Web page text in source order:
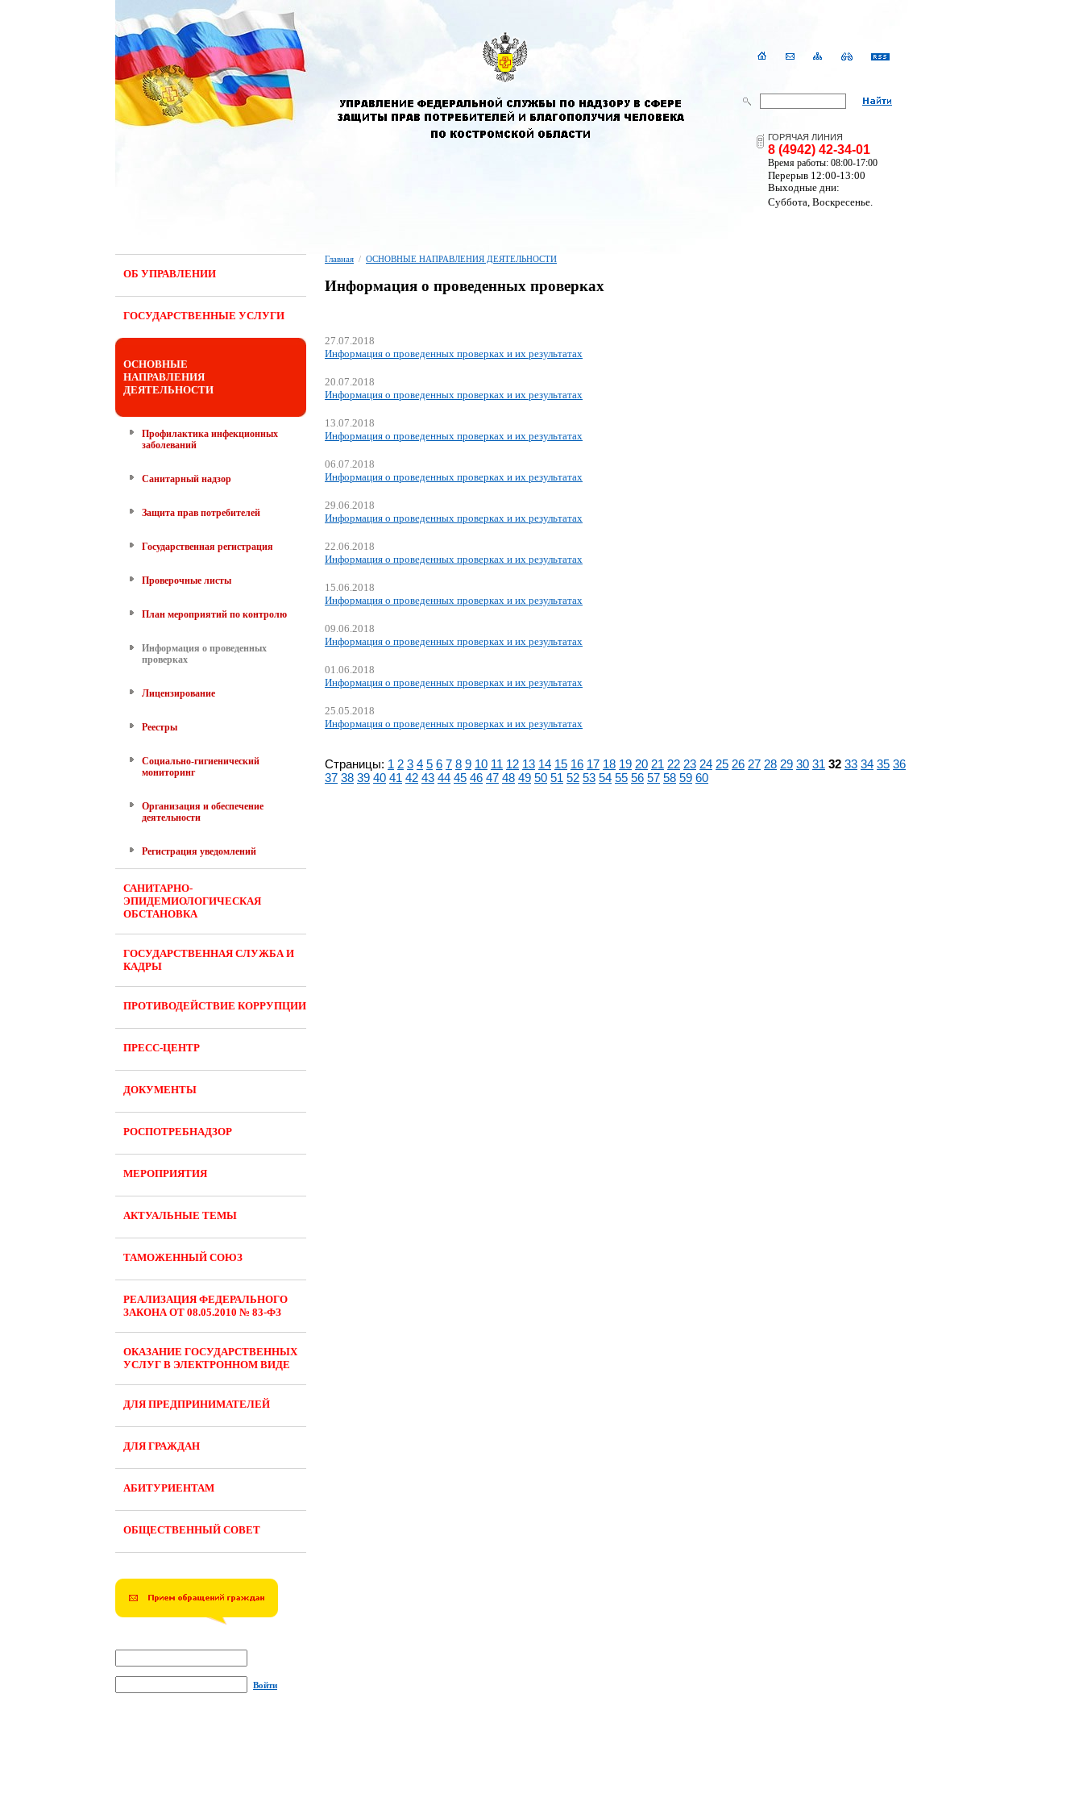
ГОРЯЧАЯ ЛИНИЯ
8 (4942) 42-34-01
Время работы: 08:00-17:00
Перерыв 12:00-13:00
Выходные дни:
Суббота, Воскресенье.
ОБ УПРАВЛЕНИИ
ГОСУДАРСТВЕННЫЕ УСЛУГИ
ОСНОВНЫЕ
НАПРАВЛЕНИЯ
ДЕЯТЕЛЬНОСТИ
Профилактика инфекционных
заболеваний
Санитарный надзор
Защита прав потребителей
Государственная регистрация
Проверочные листы
План мероприятий по контролю
Информация о проведенных
проверках
Лицензирование
Реестры
Социально-гигиенический
мониторинг
Организация и обеспечение
деятельности
Регистрация уведомлений
САНИТАРНО-
ЭПИДЕМИОЛОГИЧЕСКАЯ
ОБСТАНОВКА
ГОСУДАРСТВЕННАЯ СЛУЖБА И
КАДРЫ
ПРОТИВОДЕЙСТВИЕ КОРРУПЦИИ
ПРЕСС-ЦЕНТР
ДОКУМЕНТЫ
РОСПОТРЕБНАДЗОР
МЕРОПРИЯТИЯ
АКТУАЛЬНЫЕ ТЕМЫ
ТАМОЖЕННЫЙ СОЮЗ
РЕАЛИЗАЦИЯ ФЕДЕРАЛЬНОГО
ЗАКОНА ОТ 08.05.2010 № 83-ФЗ
ОКАЗАНИЕ ГОСУДАРСТВЕННЫХ
УСЛУГ В ЭЛЕКТРОННОМ ВИДЕ
ДЛЯ ПРЕДПРИНИМАТЕЛЕЙ
ДЛЯ ГРАЖДАН
АБИТУРИЕНТАМ
ОБЩЕСТВЕННЫЙ СОВЕТ
Главная / ОСНОВНЫЕ НАПРАВЛЕНИЯ ДЕЯТЕЛЬНОСТИ
Информация о проведенных проверках
27.07.2018
Информация о проведенных проверках и их результатах
20.07.2018
Информация о проведенных проверках и их результатах
13.07.2018
Информация о проведенных проверках и их результатах
06.07.2018
Информация о проведенных проверках и их результатах
29.06.2018
Информация о проведенных проверках и их результатах
22.06.2018
Информация о проведенных проверках и их результатах
15.06.2018
Информация о проведенных проверках и их результатах
09.06.2018
Информация о проведенных проверках и их результатах
01.06.2018
Информация о проведенных проверках и их результатах
25.05.2018
Информация о проведенных проверках и их результатах
Страницы: 1 2 3 4 5 6 7 8 9 10 11 12 13 14 15 16 17 18 19 20 21 22 23 24 25 26 27 28 29 30 31 32 33 34 35 36
37 38 39 40 41 42 43 44 45 46 47 48 49 50 51 52 53 54 55 56 57 58 59 60
Войти